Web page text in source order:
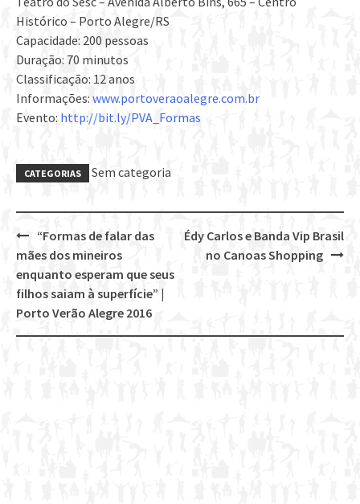
Histórico – Porto Alegre/RS
Capacidade: 200 pessoas
Duração: 70 minutos
Classificação: 12 anos
Informações: www.portoveraoalegre.com.br
Evento: http://bit.ly/PVA_Formas
CATEGORIAS Sem categoria
Post
navigation
Édy Carlos e Banda Vip Brasil
no Canoas Shopping
“Formas de falar das
mães dos mineiros
enquanto esperam que seus
filhos saiam à superfície” |
Porto Verão Alegre 2016